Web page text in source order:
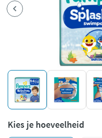
Kies je hoeveelheid